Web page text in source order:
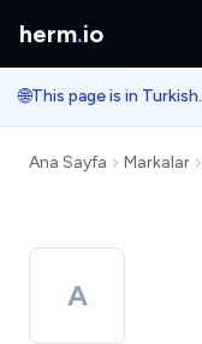
herm.io
🌐This page is in Turkish.
Ana Sayfa Markalar
A